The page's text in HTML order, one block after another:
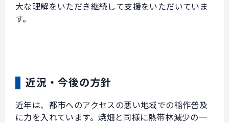
大な理解をいただき継続して支援をいただいていま
す。
近況・今後の方針
近年は、都市へのアクセスの悪い地域での稲作普及
に力を入れています。焼畑と同様に熱帯林減少の一